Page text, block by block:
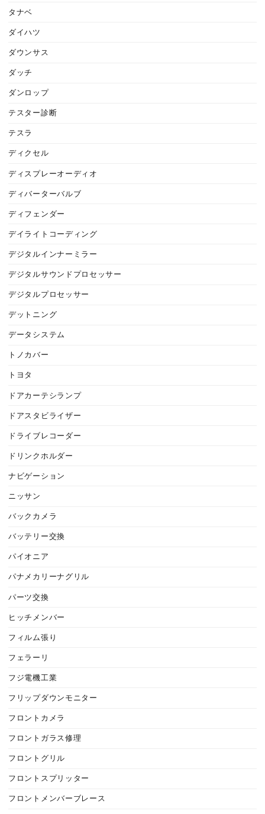
タナベ
ダイハツ
ダウンサス
ダッチ
ダンロップ
テスター診断
テスラ
ディクセル
ディスプレーオーディオ
ディバーターバルブ
ディフェンダー
デイライトコーディング
デジタルインナーミラー
デジタルサウンドプロセッサー
デジタルプロセッサー
デットニング
データシステム
トノカバー
トヨタ
ドアカーテシランプ
ドアスタビライザー
ドライブレコーダー
ドリンクホルダー
ナビゲーション
ニッサン
バックカメラ
バッテリー交換
パイオニア
パナメカリーナグリル
パーツ交換
ヒッチメンバー
フィルム張り
フェラーリ
フジ電機工業
フリップダウンモニター
フロントカメラ
フロントガラス修理
フロントグリル
フロントスプリッター
フロントメンバーブレース